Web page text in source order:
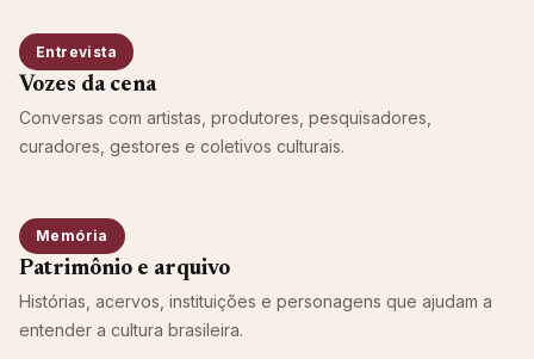
Entrevista
Vozes da cena
Conversas com artistas, produtores, pesquisadores,
curadores, gestores e coletivos culturais.
Memória
Patrimônio e arquivo
Histórias, acervos, instituições e personagens que ajudam a
entender a cultura brasileira.